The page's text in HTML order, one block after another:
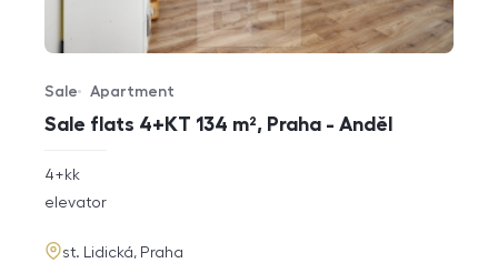
Sale flats 4+KT 134 m², Praha - Anděl
Offer type
Sale
Property type
Apartment
rozměry
4+kk
funkce
elevator
adresa
st. Lidická, Praha